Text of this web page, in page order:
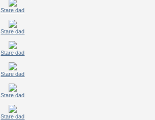
Stare dad
Stare dad
Stare dad
Stare dad
Stare dad
Stare dad